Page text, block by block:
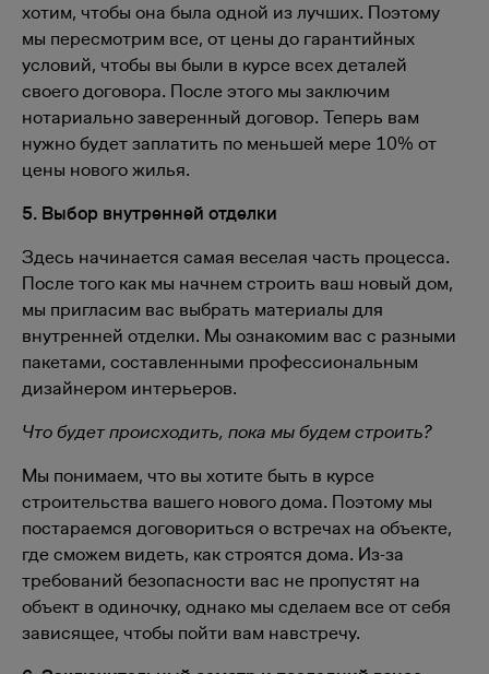
хотим, чтобы она была одной из лучших. Поэтому
мы пересмотрим все, от цены до гарантийных
условий, чтобы вы были в курсе всех деталей
своего договора. После этого мы заключим
нотариально заверенный договор. Теперь вам
нужно будет заплатить по меньшей мере 10% от
цены нового жилья.
5. Выбор внутренней отделки
Здесь начинается самая веселая часть процесса.
После того как мы начнем строить ваш новый дом,
мы пригласим вас выбрать материалы для
внутренней отделки. Мы ознакомим вас с разными
пакетами, составленными профессиональным
дизайнером интерьеров.
Что будет происходить, пока мы будем строить?
Мы понимаем, что вы хотите быть в курсе
строительства вашего нового дома. Поэтому мы
постараемся договориться о встречах на объекте,
где сможем видеть, как строятся дома. Из-за
требований безопасности вас не пропустят на
объект в одиночку, однако мы сделаем все от себя
зависящее, чтобы пойти вам навстречу.